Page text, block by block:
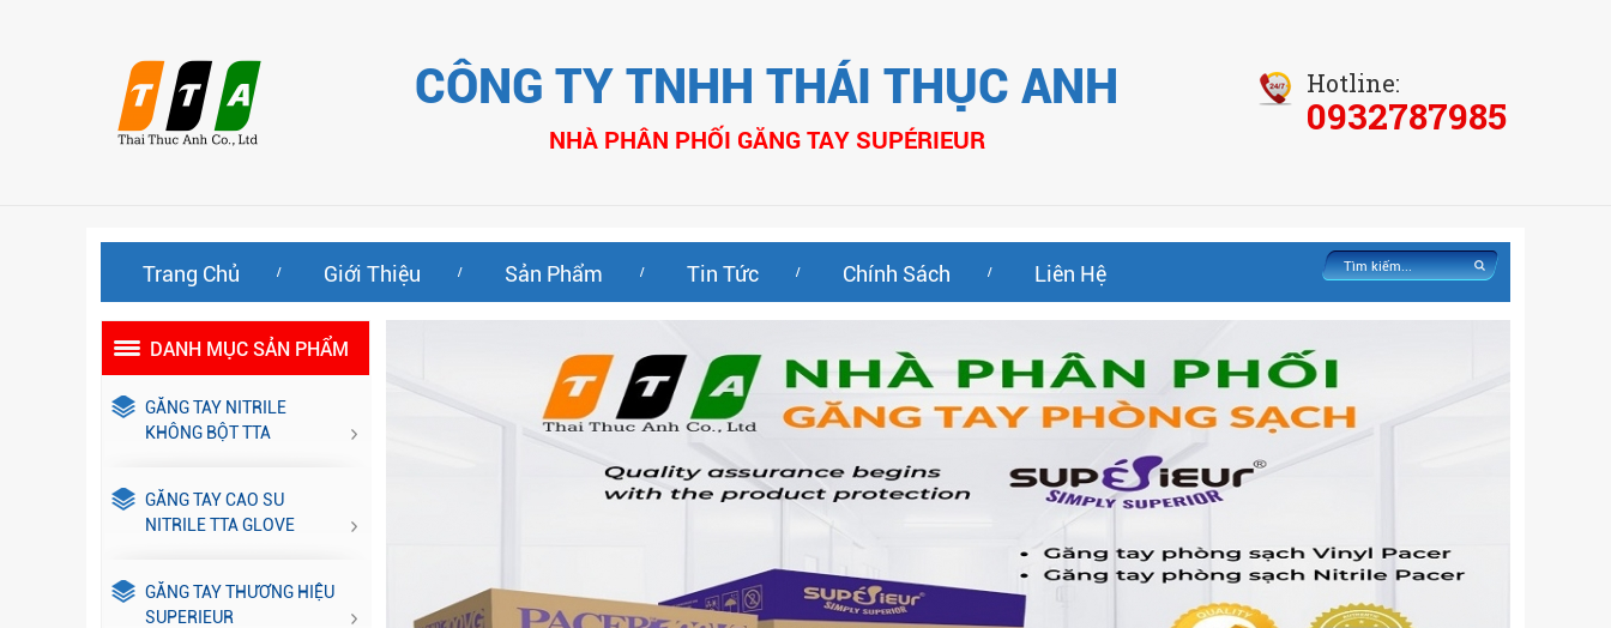
CÔNG TY TNHH THÁI THỤC ANH
NHÀ PHÂN PHỐI GĂNG TAY SUPÉRIEUR
Hotline:
0932787985
Trang Chủ Giới Thiệu Sản Phẩm Tin Tức Chính Sách Liên Hệ
DANH MỤC SẢN PHẨM
GĂNG TAY NITRILE
KHÔNG BỘT TTA
GĂNG TAY CAO SU
NITRILE TTA GLOVE
GĂNG TAY THƯƠNG HIỆU
SUPERIEUR